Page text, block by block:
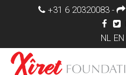
+31 6 20320083 -
NL EN